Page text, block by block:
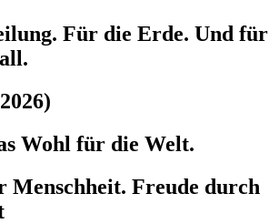
Für die Erde. Und für
Wohl für die Welt.
Menschheit. Freude durch